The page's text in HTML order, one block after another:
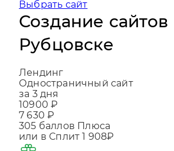
Создание сайтов в
Рубцовске
Одностраничный сайт
за 3 дня
10900 ₽
7 630 ₽
305баллов Плюса
или в Сплит1 908₽